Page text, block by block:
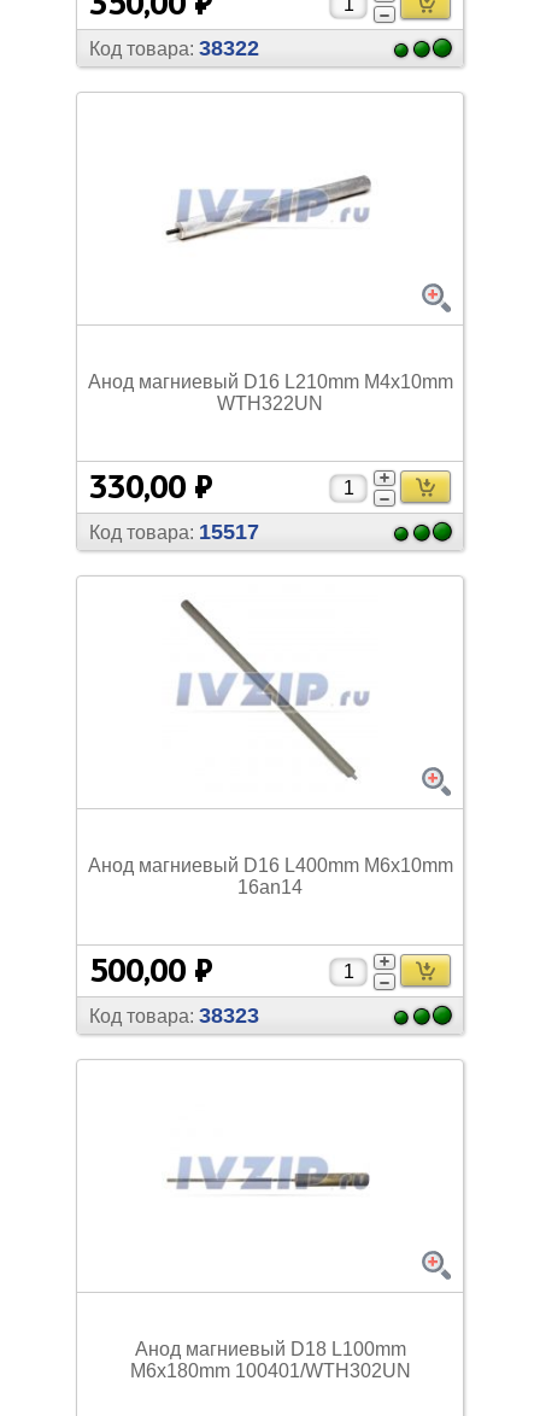
Код товара: 38322
Анод магниевый D16 L210mm M4х10mm
WTH322UN
330,00 ₽
Код товара: 15517
Анод магниевый D16 L400mm M6x10mm
16an14
500,00 ₽
Код товара: 38323
Анод магниевый D18 L100mm
M6x180mm 100401/WTH302UN